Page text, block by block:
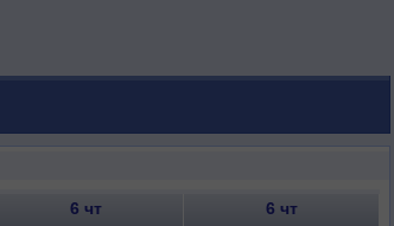
6 чт 6 чт